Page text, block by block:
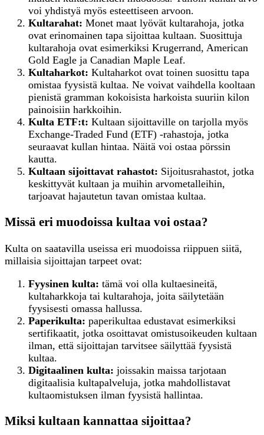
voi yhdistyä myös esteettiseen arvoon.
Kultarahat: Monet maat lyövät kultarahoja, jotka
ovat erinomainen tapa sijoittaa kultaan. Suosittuja
kultarahoja ovat esimerkiksi Krugerrand, American
Gold Eagle ja Canadian Maple Leaf.
Kultaharkot: Kultaharkot ovat toinen suosittu tapa
omistaa fyysistä kultaa. Ne voivat vaihdella kooltaan
pienistä gramman kokoisista harkoista suuriin kilon
painoisiin harkkoihin.
Kulta ETF:t: Kultaan sijoittaville on tarjolla myös
Exchange-Traded Fund (ETF) -rahastoja, jotka
seuraavat kullan hintaa. Näitä voi ostaa pörssin
kautta.
Kultaan sijoittavat rahastot: Sijoitusrahastot, jotka
keskittyvät kultaan ja muihin arvometalleihin,
tarjoavat hajautetun tavan omistaa kultaa.
Missä eri muodoissa kultaa voi ostaa?
Kulta on saatavilla useissa eri muodoissa riippuen siitä,
millaisia sijoittajan tarpeet ovat:
Fyysinen kulta: tämä voi olla kultaesineitä,
kultaharkkoja tai kultarahoja, joita säilytetään
fyysisesti omassa hallussa.
Paperikulta: paperikultaa edustavat esimerkiksi
sertifikaatit, jotka osoittavat omistusoikeuden kultaan
ilman, että sijoittajan tarvitsee säilyttää fyysistä
kultaa.
Digitaalinen kulta: joissakin maissa tarjotaan
digitaalisia kultapalveluja, jotka mahdollistavat
kultaomistuksen ilman fyysistä hallintaa.
Miksi kultaan kannattaa sijoittaa?